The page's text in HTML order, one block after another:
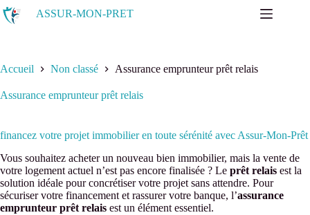
Passer
au
ASSUR-MON-PRET
Accueil Non classé Assurance emprunteur prêt relais
Assurance emprunteur prêt relais
financez votre projet immobilier en toute sérénité avec Assur-Mon-Prêt
Vous souhaitez acheter un nouveau bien immobilier, mais la vente de
votre logement actuel n’est pas encore finalisée ? Le prêt relais est la
solution idéale pour concrétiser votre projet sans attendre. Pour
sécuriser votre financement et rassurer votre banque, l’assurance
emprunteur prêt relais est un élément essentiel.